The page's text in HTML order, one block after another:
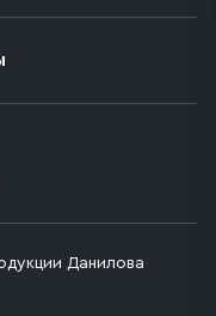
Данилова